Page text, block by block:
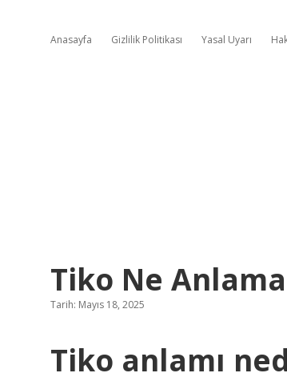
Anasayfa Gizlilik Politikası Yasal Uyarı
Tiko Ne
Tarih: Mayıs 18, 2025
Tiko anlamı